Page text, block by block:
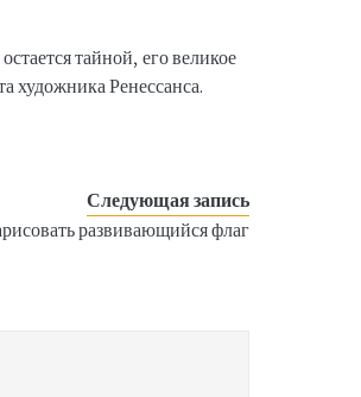
тайной, его великое
художника Ренессанса.
Следующая запись
развивающийся флаг